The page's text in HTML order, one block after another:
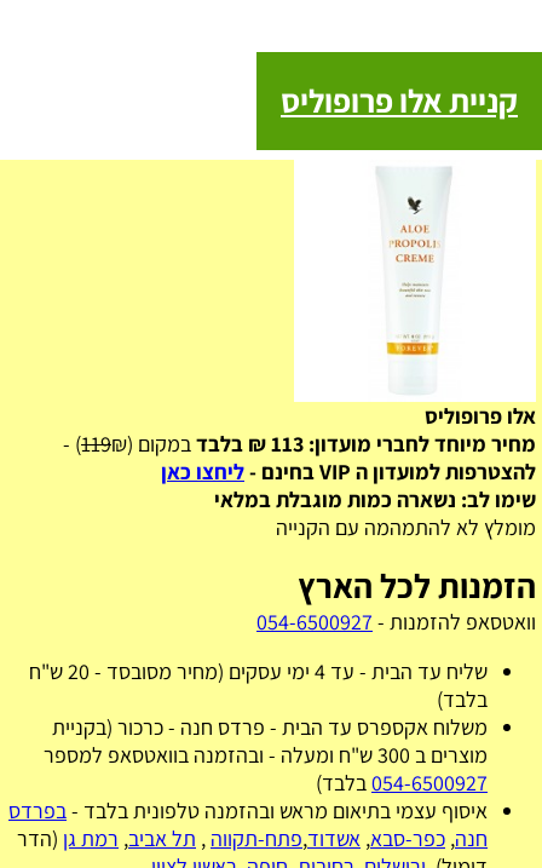
קניית אלו פרופוליס
אלו פרופוליס
מחיר מיוחד לחברי מועדון: 113 ₪ בלבד
במקום ( 119₪) -
להצטרפות למועדון ה VIP בחינם -
ליחצו כאן
שימו לב: נשארה כמות מוגבלת במלאי
מומלץ לא להתמהמה עם הקנייה
הזמנות לכל הארץ
וואטסאפ להזמנות - 054-6500927
שליח עד הבית - עד 4 ימי עסקים (מחיר מסובסד - 20 ש"ח
בלבד)
משלוח אקספרס עד הבית - פרדס חנה - כרכור (בקניית
מוצרים ב 300 ש"ח ומעלה - ובהזמנה בוואטסאפ למספר
054-6500927בלבד)
איסוף עצמי בתיאום מראש ובהזמנה טלפונית בלבד -בפרדס
חנה, כפר-סבא, אשדוד,פתח-תקווה , תל אביב, רמת גן (הדר